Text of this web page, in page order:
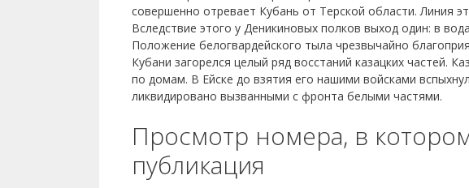
совершенно отревает Кубань от Терской области. Линия
Вследствие этого у Деникиновых полков выход один: в
Положение белогвардейского тыла чрезвычайно
Кубани загорелся целый ряд восстаний казацких частей.
по домам. В Ейске до взятия его нашими войсками
ликвидировано вызванными с фронта белыми частями.
Просмотр номера, в
публикация